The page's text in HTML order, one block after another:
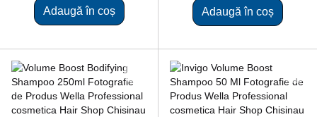
Adaugă în coș Adaugă în coș